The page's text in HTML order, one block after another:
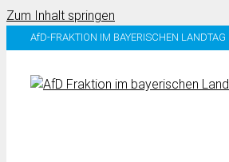
Zum Inhalt springen
AfD-FRAKTION IM BAYERISCHEN LANDTAG